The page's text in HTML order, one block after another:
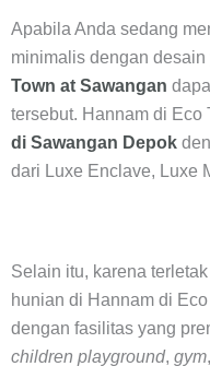
Apabila Anda sedang
minimalis dengan desain
Town at Sawangan
tersebut. Hannam di Eco
di Sawangan Depok
dari Luxe Enclave, Luxe
Selain itu, karena
hunian di Hannam di
dengan fasilitas yang
children playground, gym